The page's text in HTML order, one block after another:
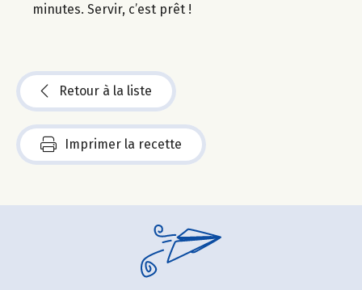
minutes. Servir, c’est prêt !
Retour à la liste
Imprimer la recette